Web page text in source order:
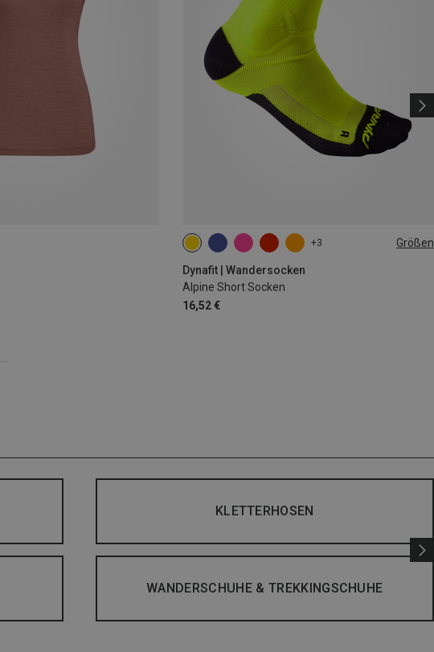
+3 Größen
Dynafit | Wandersocken
Alpine Short Socken
16,52 €
35|36|37|38 39|40|41|42
KLETTERHOSEN
WANDERSCHUHE & TREKKINGSCHUHE